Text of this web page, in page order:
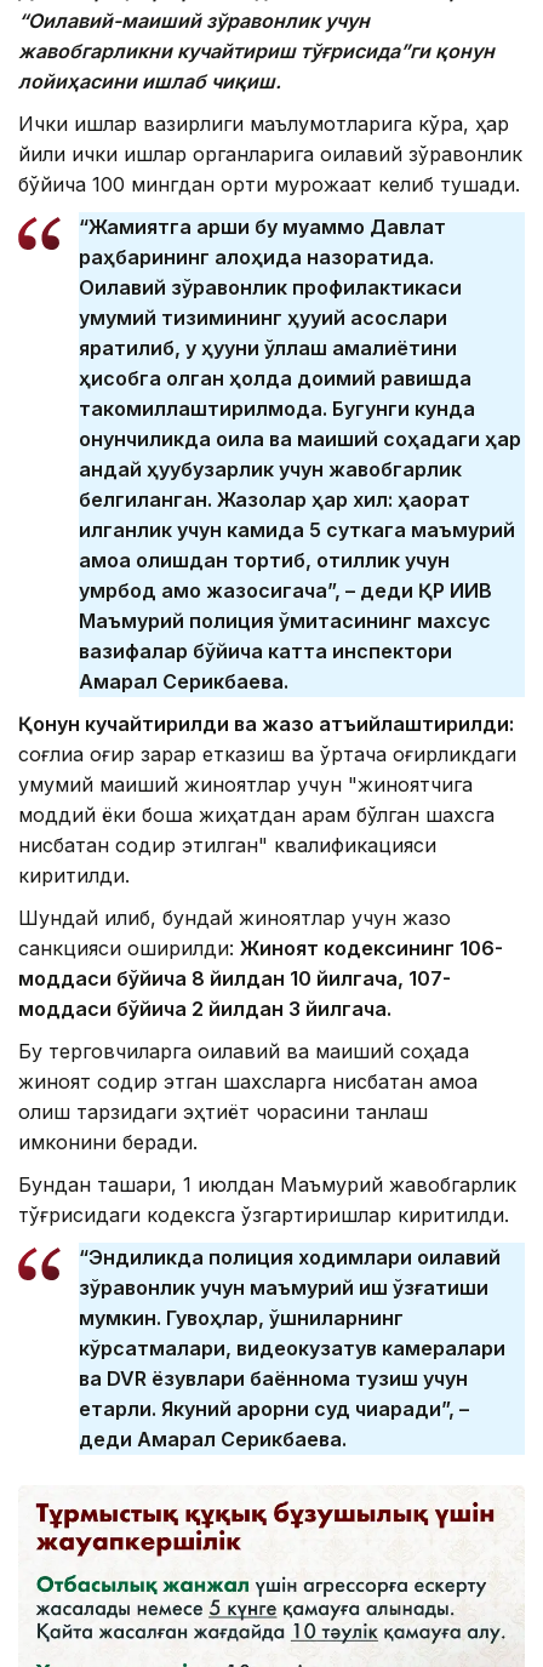
“Оилавий-маиший зўравонлик учун
жавобгарликни кучайтириш тўғрисида”ги қонун
лойиҳасини ишлаб чиқиш.
Ички ишлар вазирлиги маълумотларига кўра, ҳар
йили ички ишлар органларига оилавий зўравонлик
бўйича 100 мингдан ортиқ мурожаат келиб тушади.
“Жамиятга қарши бу муаммо Давлат
раҳбарининг алоҳида назоратида.
Оилавий зўравонлик профилактикаси
умумий тизимининг ҳуқуқий асослари
яратилиб, у ҳуқуқни қўллаш амалиётини
ҳисобга олган ҳолда доимий равишда
такомиллаштирилмоқда. Бугунги кунда
қонунчиликда оила ва маиший соҳадаги ҳар
қандай ҳуқуқбузарлик учун жавобгарлик
белгиланган. Жазолар ҳар хил: ҳақорат
қилганлик учун камида 5 суткага маъмурий
қамоққа олишдан тортиб, қотиллик учун
умрбод қамоқ жазосигача”, – деди ҚР ИИВ
Маъмурий полиция қўмитасининг махсус
вазифалар бўйича катта инспектори
Ақмарал Серикбаева.
Қонун кучайтирилди ва жазо қатъийлаштирилди:
соғлиққа оғир зарар етказиш ва ўртача оғирликдаги
умумий маиший жиноятлар учун "жиноятчига
моддий ёки бошқа жиҳатдан қарам бўлган шахсга
нисбатан содир этилган" квалификацияси
киритилди.
Шундай қилиб, бундай жиноятлар учун жазо
санкцияси оширилди: Жиноят кодексининг 106-
моддаси бўйича 8 йилдан 10 йилгача, 107-
моддаси бўйича 2 йилдан 3 йилгача.
Бу терговчиларга оилавий ва маиший соҳада
жиноят содир этган шахсларга нисбатан қамоққа
олиш тарзидаги эҳтиёт чорасини танлаш
имконини беради.
Бундан ташқари, 1 июлдан Маъмурий жавобгарлик
тўғрисидаги кодексга ўзгартиришлар киритилди.
“Эндиликда полиция ходимлари оилавий
зўравонлик учун маъмурий иш қўзғатиши
мумкин. Гувоҳлар, қўшниларнинг
кўрсатмалари, видеокузатув камералари
ва DVR ёзувлари баённома тузиш учун
етарли. Якуний қарорни суд чиқаради”, –
деди Ақмарал Серикбаева.